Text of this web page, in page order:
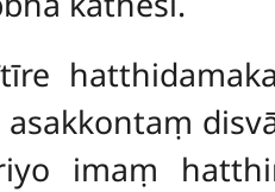
imaṃ